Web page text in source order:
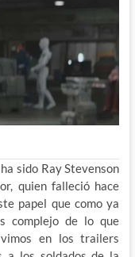
sido Ray Stevenson
quien falleció hace
papel que como ya
complejo de lo que
en los trailers